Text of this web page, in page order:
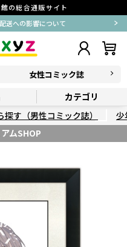
の総合通販サイト
送への影響について
女性コミック誌
カテゴリ
探す（男性コミック誌）
少
ムSHOP